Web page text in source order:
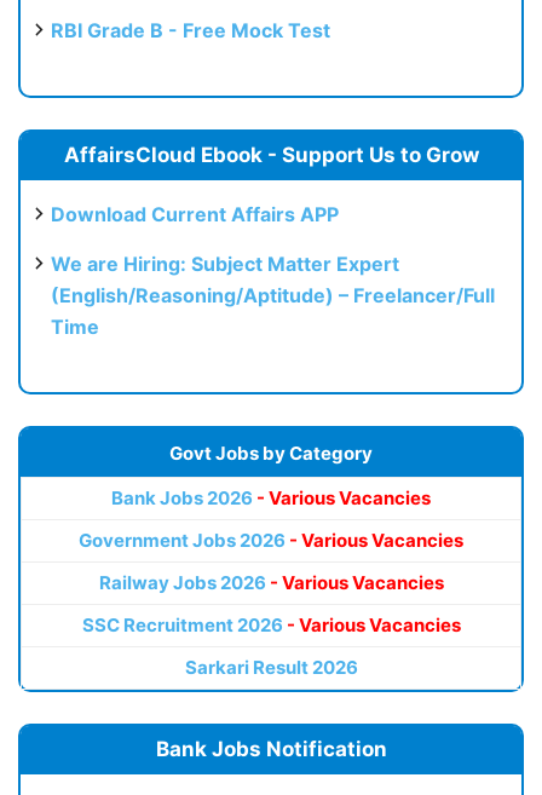
RBI Grade B - Free Mock Test
AffairsCloud Ebook - Support Us to Grow
Download Current Affairs APP
We are Hiring: Subject Matter Expert
(English/Reasoning/Aptitude) – Freelancer/Full
Time
Govt Jobs by Category
Bank Jobs 2026 - Various Vacancies
Government Jobs 2026 - Various Vacancies
Railway Jobs 2026 - Various Vacancies
SSC Recruitment 2026 - Various Vacancies
Sarkari Result 2026
Bank Jobs Notification